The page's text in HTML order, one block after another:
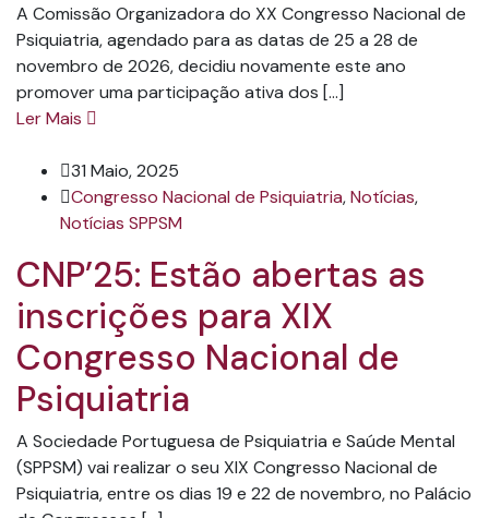
A Comissão Organizadora do XX Congresso Nacional de
Psiquiatria, agendado para as datas de 25 a 28 de
novembro de 2026, decidiu novamente este ano
promover uma participação ativa dos […]
Ler Mais
31 Maio, 2025
Congresso Nacional de Psiquiatria,Notícias,
Notícias SPPSM
CNP’25: Estão abertas as
inscrições para XIX
Congresso Nacional de
Psiquiatria
A Sociedade Portuguesa de Psiquiatria e Saúde Mental
(SPPSM) vai realizar o seu XIX Congresso Nacional de
Psiquiatria, entre os dias 19 e 22 de novembro, no Palácio